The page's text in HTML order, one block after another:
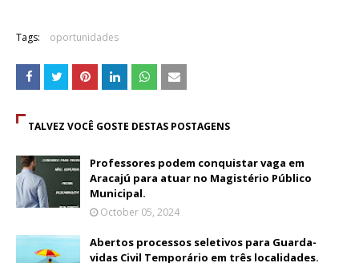
Tags: oportunidades
TALVEZ VOCÊ GOSTE DESTAS POSTAGENS
Professores podem conquistar vaga em
Aracajú para atuar no Magistério Público
Municipal.
October 05, 2024
Abertos processos seletivos para Guarda-
vidas Civil Temporário em três localidades.